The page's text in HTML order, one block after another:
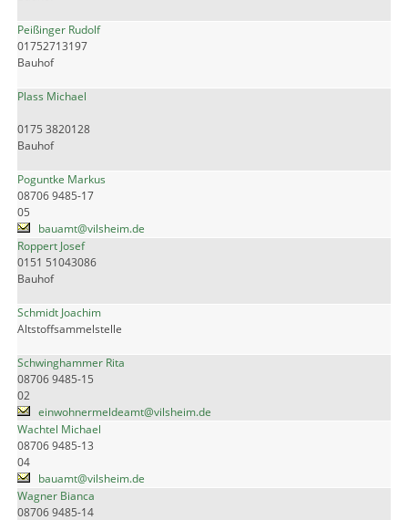
Peißinger Rudolf
01752713197
Bauhof
Plass Michael
0175 3820128
Bauhof
Poguntke Markus
08706 9485-17
05
bauamt@vilsheim.de
Roppert Josef
0151 51043086
Bauhof
Schmidt Joachim
Altstoffsammelstelle
Schwinghammer Rita
08706 9485-15
02
einwohnermeldeamt@vilsheim.de
Wachtel Michael
08706 9485-13
04
bauamt@vilsheim.de
Wagner Bianca
08706 9485-14